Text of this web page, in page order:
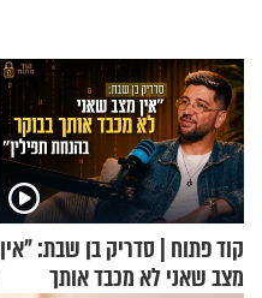
קוד פתוח | סדריק בן שבת: "אין
מצב שאני לא מכבד אותך